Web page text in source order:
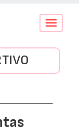
Conmutar